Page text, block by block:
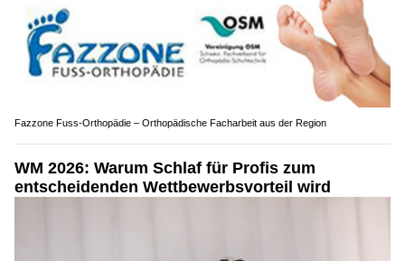
Fazzone Fuss-Orthopädie – Orthopädische Facharbeit aus der Region
WM 2026: Warum Schlaf für Profis zum
entscheidenden Wettbewerbsvorteil wird